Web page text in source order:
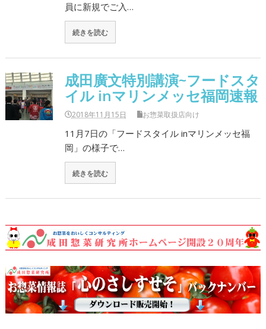
員に新規でご入…
続きを読む
成田廣文特別講演~フードスタ
イル inマリンメッセ福岡速報
2018年11月15日 お惣菜取扱店向け
11月7日の「フードスタイル inマリンメッセ福
岡」の様子で…
続きを読む